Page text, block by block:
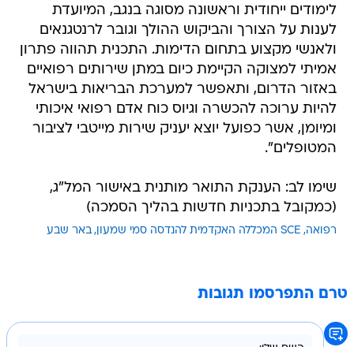
לימודים ייחודית וראשונה מסוגה בנגב, המיועדת
לענות על הצורך והביקוש ההולך וגובר לרנטגנאים
ולאנשי מקצוע בתחום הדימות. התכנית תהווה פתרון
אמיתי למצוקה הקיימת כיום במתן שירותים רפואיים
באזור הדרום, ותאפשר למערכת הבריאות בישראל
להיות ערוכה להכשרה וגיוס כוח אדם רפואי איכותי
ומיומן, אשר כפועל יוצא יעניק שירות מייטבי לציבור
המטופלים".
שימו לב: הענקת התואר מותנית באישור המל"ג,
(כמקובל בתכניות חדשות בהליך הסמכה)
רפואה SCE המכללה האקדמית להנדסה סמי שמעון באר שבע
טרם התפרסמו תגובות